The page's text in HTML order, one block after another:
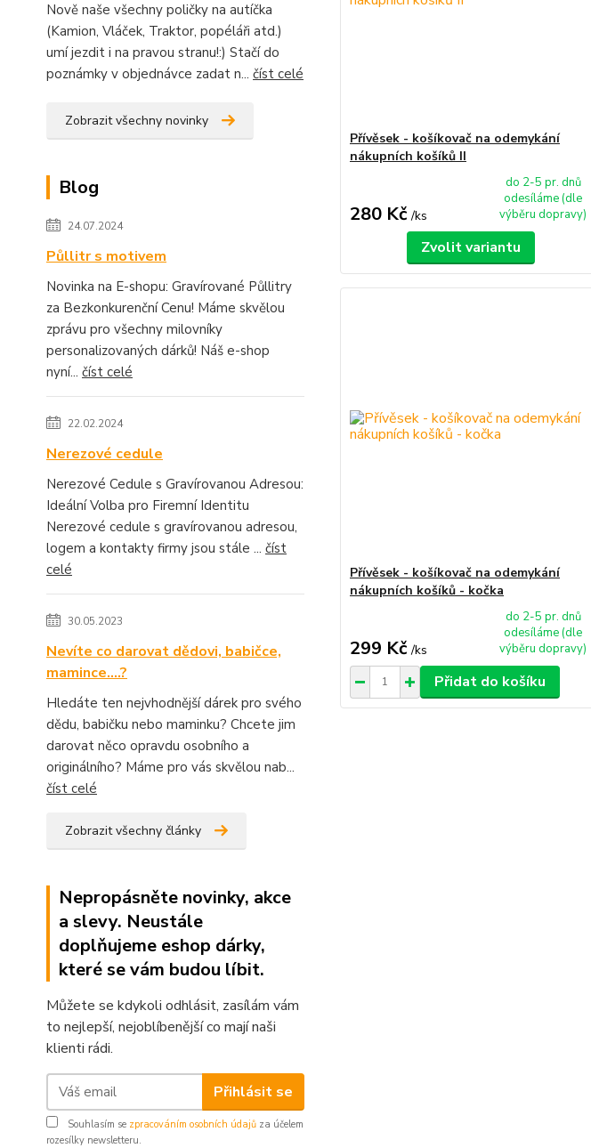
Nově naše všechny poličky na autíčka
(Kamion, Vláček, Traktor, popéláři atd.)
umí jezdit i na pravou stranu!:) Stačí do
poznámky v objednávce zadat n... číst celé
Zobrazit všechny novinky
Blog
24.07.2024
Půllitr s motivem
Novinka na E-shopu: Gravírované Půllitry
za Bezkonkurenční Cenu! Máme skvělou
zprávu pro všechny milovníky
personalizovaných dárků! Náš e-shop
nyní... číst celé
22.02.2024
Nerezové cedule
Nerezové Cedule s Gravírovanou Adresou:
Ideální Volba pro Firemní Identitu
Nerezové cedule s gravírovanou adresou,
logem a kontakty firmy jsou stále ... číst
celé
30.05.2023
Nevíte co darovat dědovi, babičce,
mamince....?
Hledáte ten nejvhodnější dárek pro svého
dědu, babičku nebo maminku? Chcete jim
darovat něco opravdu osobního a
originálního? Máme pro vás skvělou nab...
číst celé
Zobrazit všechny články
Nepropásněte novinky, akce
a slevy. Neustále
doplňujeme eshop dárky,
které se vám budou líbit.
Můžete se kdykoli odhlásit, zasílám vám
to nejlepší, nejoblíbenější co mají naši
klienti rádi.
Přihlásit se
Souhlasím se zpracováním osobních údajů za účelem
rozesílky newsletteru.
Přívěsek - košíkovač na odemykání
nákupních košíků II
280 Kč /ks
do 2-5 pr. dnů
odesíláme (dle
výběru dopravy)
Zvolit variantu
Přívěsek - košíkovač na odemykání
nákupních košíků - kočka
299 Kč /ks
do 2-5 pr. dnů
odesíláme (dle
výběru dopravy)
Přidat do košíku